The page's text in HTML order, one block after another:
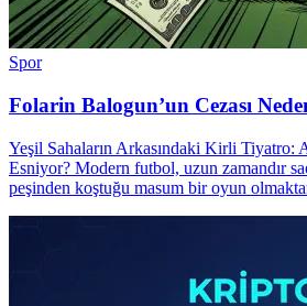
Spor
Folarin Balogun’un Cezası
Yeşil Sahaların Arkasındaki Kirli Tiyatro:
Esniyor? Modern futbol, uzun zamandır
peşinden koştuğu masum bir oyun